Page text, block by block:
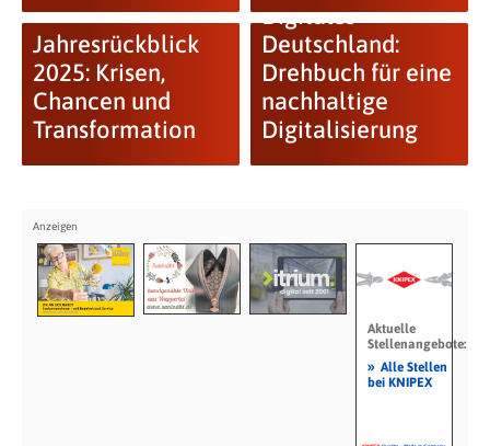
Jahresrückblick
2025: Krisen,
Chancen und
Transformation
Digitales
Deutschland:
Drehbuch für eine
nachhaltige
Digitalisierung
Aktuelle
Stellenangebote:
» Alle Stellen
bei KNIPEX